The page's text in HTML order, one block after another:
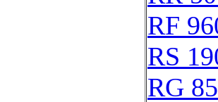
RF
RS
RG